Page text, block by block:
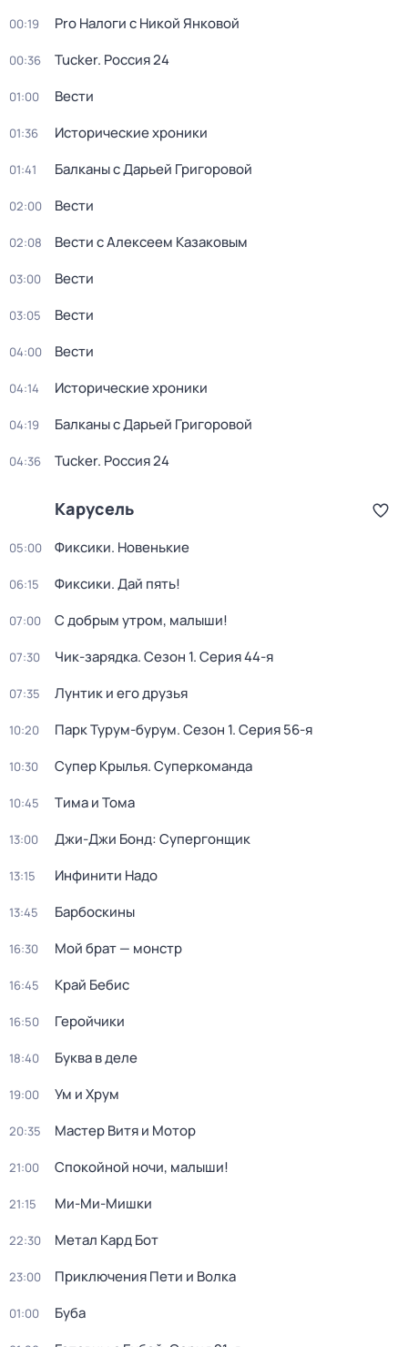
00:19 Pro Налоги с Никой Янковой
00:36 Tucker. Россия 24
01:00 Вести
01:36 Исторические хроники
01:41 Балканы с Дарьей Григоровой
02:00 Вести
02:08 Вести с Алексеем Казаковым
03:00 Вести
03:05 Вести
04:00 Вести
04:14 Исторические хроники
04:19 Балканы с Дарьей Григоровой
04:36 Tucker. Россия 24
Карусель
05:00 Фиксики. Новенькие
06:15 Фиксики. Дай пять!
07:00 С добрым утром, малыши!
07:30 Чик-зарядка. Сезон 1. Серия 44-я
07:35 Лунтик и его друзья
10:20 Парк Турум-бурум. Сезон 1. Серия 56-я
10:30 Супер Крылья. Суперкоманда
10:45 Тима и Тома
13:00 Джи-Джи Бонд: Супергонщик
13:15 Инфинити Надо
13:45 Барбоскины
16:30 Мой брат — монстр
16:45 Край Бебис
16:50 Геройчики
18:40 Буква в деле
19:00 Ум и Хрум
20:35 Мастер Витя и Мотор
21:00 Спокойной ночи, малыши!
21:15 Ми-Ми-Мишки
22:30 Метал Кард Бот
23:00 Приключения Пети и Волка
01:00 Буба